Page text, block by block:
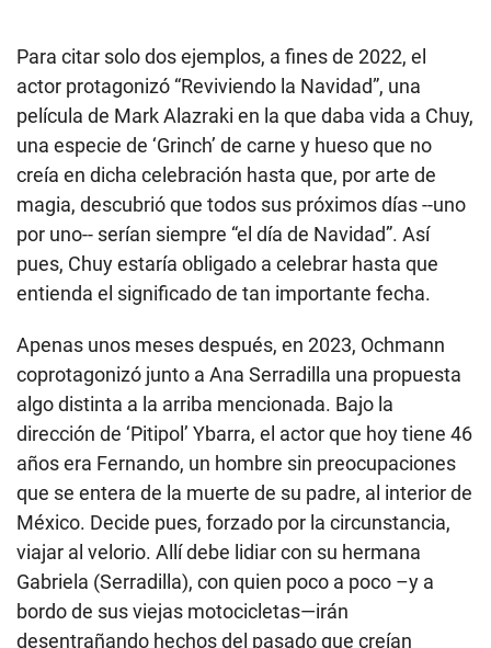
Para citar solo dos ejemplos, a fines de 2022, el
actor protagonizó “Reviviendo la Navidad”, una
película de Mark Alazraki en la que daba vida a Chuy,
una especie de ‘Grinch’ de carne y hueso que no
creía en dicha celebración hasta que, por arte de
magia, descubrió que todos sus próximos días --uno
por uno-- serían siempre “el día de Navidad”. Así
pues, Chuy estaría obligado a celebrar hasta que
entienda el significado de tan importante fecha.
Apenas unos meses después, en 2023, Ochmann
coprotagonizó junto a Ana Serradilla una propuesta
algo distinta a la arriba mencionada. Bajo la
dirección de ‘Pitipol’ Ybarra, el actor que hoy tiene 46
años era Fernando, un hombre sin preocupaciones
que se entera de la muerte de su padre, al interior de
México. Decide pues, forzado por la circunstancia,
viajar al velorio. Allí debe lidiar con su hermana
Gabriela (Serradilla), con quien poco a poco –y a
bordo de sus viejas motocicletas—irán
desentrañando hechos del pasado que creían